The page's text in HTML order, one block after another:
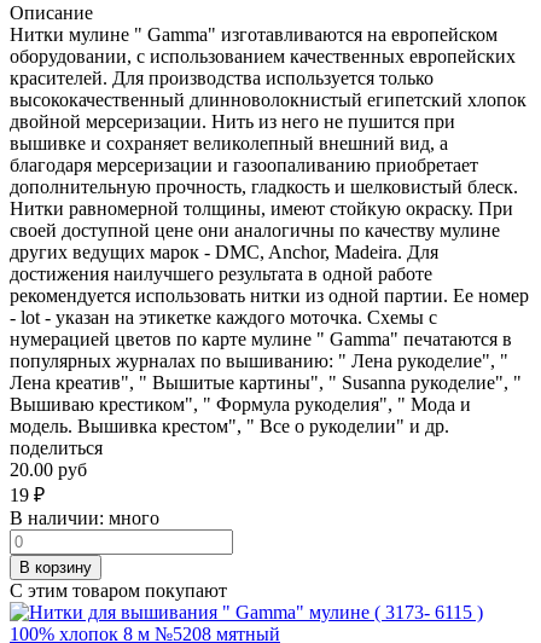
Описание
Нитки мулине " Gamma" изготавливаются на европейском
оборудовании, с использованием качественных европейских
красителей. Для производства используется только
высококачественный длинноволокнистый египетский хлопок
двойной мерсеризации. Нить из него не пушится при
вышивке и сохраняет великолепный внешний вид, а
благодаря мерсеризации и газоопаливанию приобретает
дополнительную прочность, гладкость и шелковистый блеск.
Нитки равномерной толщины, имеют стойкую окраску. При
своей доступной цене они аналогичны по качеству мулине
других ведущих марок - DMC, Anchor, Madeira. Для
достижения наилучшего результата в одной работе
рекомендуется использовать нитки из одной партии. Ее номер
- lot - указан на этикетке каждого моточка. Схемы с
нумерацией цветов по карте мулине " Gamma" печатаются в
популярных журналах по вышиванию: " Лена рукоделие", "
Лена креатив", " Вышитые картины", " Susanna рукоделие", "
Вышиваю крестиком", " Формула рукоделия", " Мода и
модель. Вышивка крестом", " Все о рукоделии" и др.
поделиться
20.00 руб
19 ₽
В наличии: много
В корзину
С этим товаром покупают